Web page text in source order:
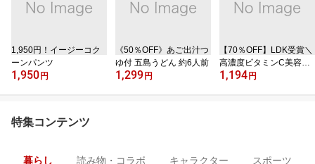
1,950円！イージーコク
ーンパンツ
1,950 円
《50％OFF》あご出汁つ
ゆ付 五島うどん 約6人前
1,299 円
【70％OFF】LDK受賞＼
高濃度ビタミンC美容液
／
1,194 円
特集コンテンツ
暮らし 読み物・コラボ キャラクター スポーツ